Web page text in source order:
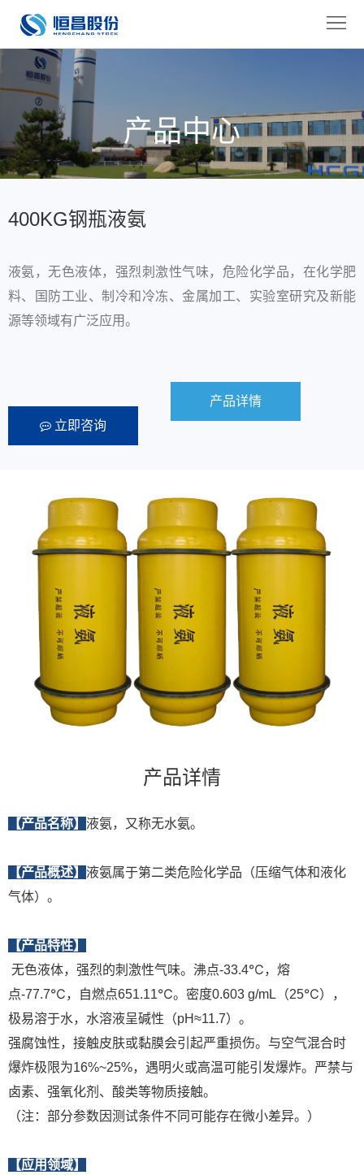
首
关
于
昌
产
中
术
服
障
应
用
闻
中
加
入
联
产品中心
400KG钢瓶液氨
液氨，无色液体，强烈刺激性气味，危险化学品，在化学肥
料、国防工业、制冷和冷冻、金属加工、实验室研究及新能
源等领域有广泛应用。
立即咨询
产品详情
产品详情
【产品名称】 液氨，又称无水氨。
【产品概述】 液氨属于第二类危险化学品（压缩气体和液化
气体）。
【产品特性】
无色液体，强烈的刺激性气味。沸点-33.4℃，熔
点-77.7℃，自燃点651.11℃。密度0.603 g/mL（25℃），
极易溶于水，水溶液呈碱性（pH≈11.7）。‌
强腐蚀性，接触皮肤或黏膜会引起严重损伤。与空气混合时
爆炸极限为16%~25%，遇明火或高温可能引发爆炸。严禁与
卤素、强氧化剂、酸类等物质接触。
（注：部分参数因测试条件不同可能存在微小差异。）
【应用领域】